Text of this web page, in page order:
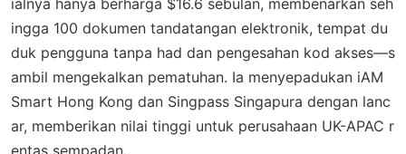
ingga 100 dokumen tandatangan elektronik, tempat du
duk pengguna tanpa had dan pengesahan kod akses—s
ambil mengekalkan pematuhan. Ia menyepadukan iAM
Smart Hong Kong dan Singpass Singapura dengan lanc
ar, memberikan nilai tinggi untuk perusahaan UK-APAC r
entas sempadan.